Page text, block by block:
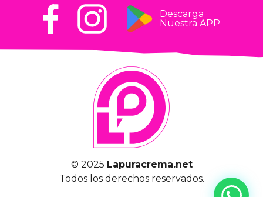
Descarga
Nuestra APP
© 2025 Lapuracrema.net
Todos los derechos reservados.